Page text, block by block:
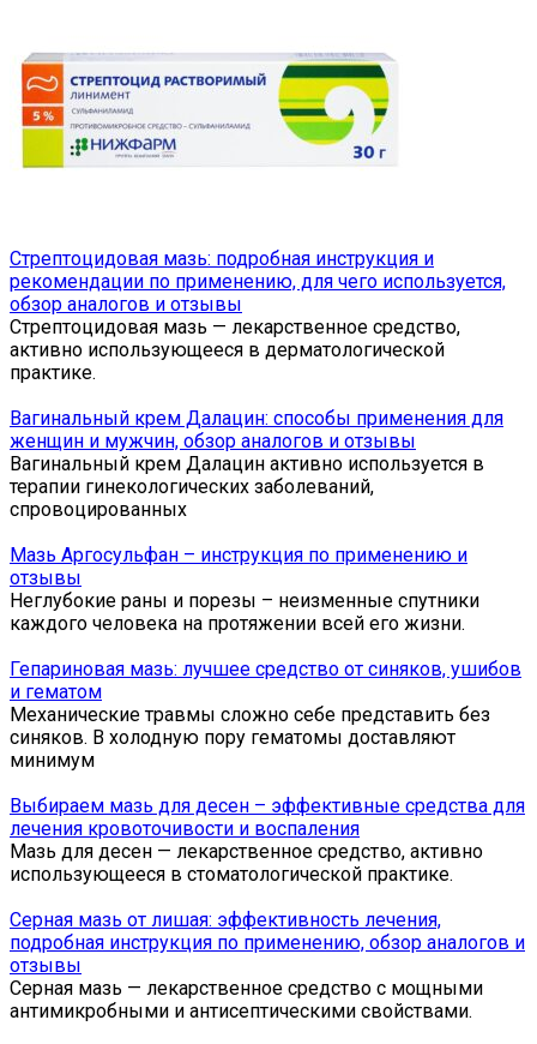
Стрептоцидовая мазь: подробная инструкция и
рекомендации по применению, для чего используется,
обзор аналогов и отзывы
Стрептоцидовая мазь — лекарственное средство,
активно использующееся в дерматологической
практике.
Вагинальный крем Далацин: способы применения для
женщин и мужчин, обзор аналогов и отзывы
Вагинальный крем Далацин активно используется в
терапии гинекологических заболеваний,
спровоцированных
Мазь Аргосульфан – инструкция по применению и
отзывы
Неглубокие раны и порезы – неизменные спутники
каждого человека на протяжении всей его жизни.
Гепариновая мазь: лучшее средство от синяков, ушибов
и гематом
Механические травмы сложно себе представить без
синяков. В холодную пору гематомы доставляют
минимум
Выбираем мазь для десен – эффективные средства для
лечения кровоточивости и воспаления
Мазь для десен — лекарственное средство, активно
использующееся в стоматологической практике.
Серная мазь от лишая: эффективность лечения,
подробная инструкция по применению, обзор аналогов и
отзывы
Серная мазь — лекарственное средство с мощными
антимикробными и антисептическими свойствами.